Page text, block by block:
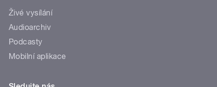
Živé vysílání
Audioarchiv
Podcasty
Mobilní aplikace